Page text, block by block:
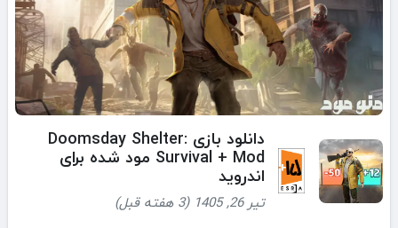
دانلود بازی Doomsday Shelter:
Survival + Mod مود شده برای
اندروید
تیر 26, 1405 (3 هفته قبل)